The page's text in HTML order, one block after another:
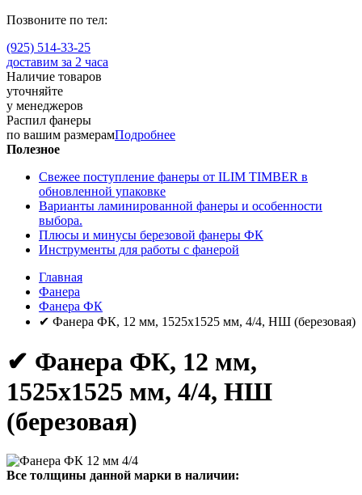
Позвоните по тел:
(925) 514-33-25
доставим за 2 часа
Наличие товаров
уточняйте
у менеджеров
Распил фанеры
по вашим размерамПодробнее
Полезное
Свежее поступление фанеры от ILIM TIMBER в
обновленной упаковке
Варианты ламинированной фанеры и особенности
выбора.
Плюсы и минусы березовой фанеры ФК
Инструменты для работы с фанерой
Главная
Фанера
Фанера ФК
✔ Фанера ФК, 12 мм, 1525x1525 мм, 4/4, НШ (березовая)
✔ Фанера ФК, 12 мм,
1525x1525 мм, 4/4, НШ
(березовая)
Все толщины данной марки в наличии: